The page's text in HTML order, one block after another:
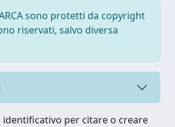
sono protetti da copyright
riservati, salvo diversa
identificativo per citare o creare